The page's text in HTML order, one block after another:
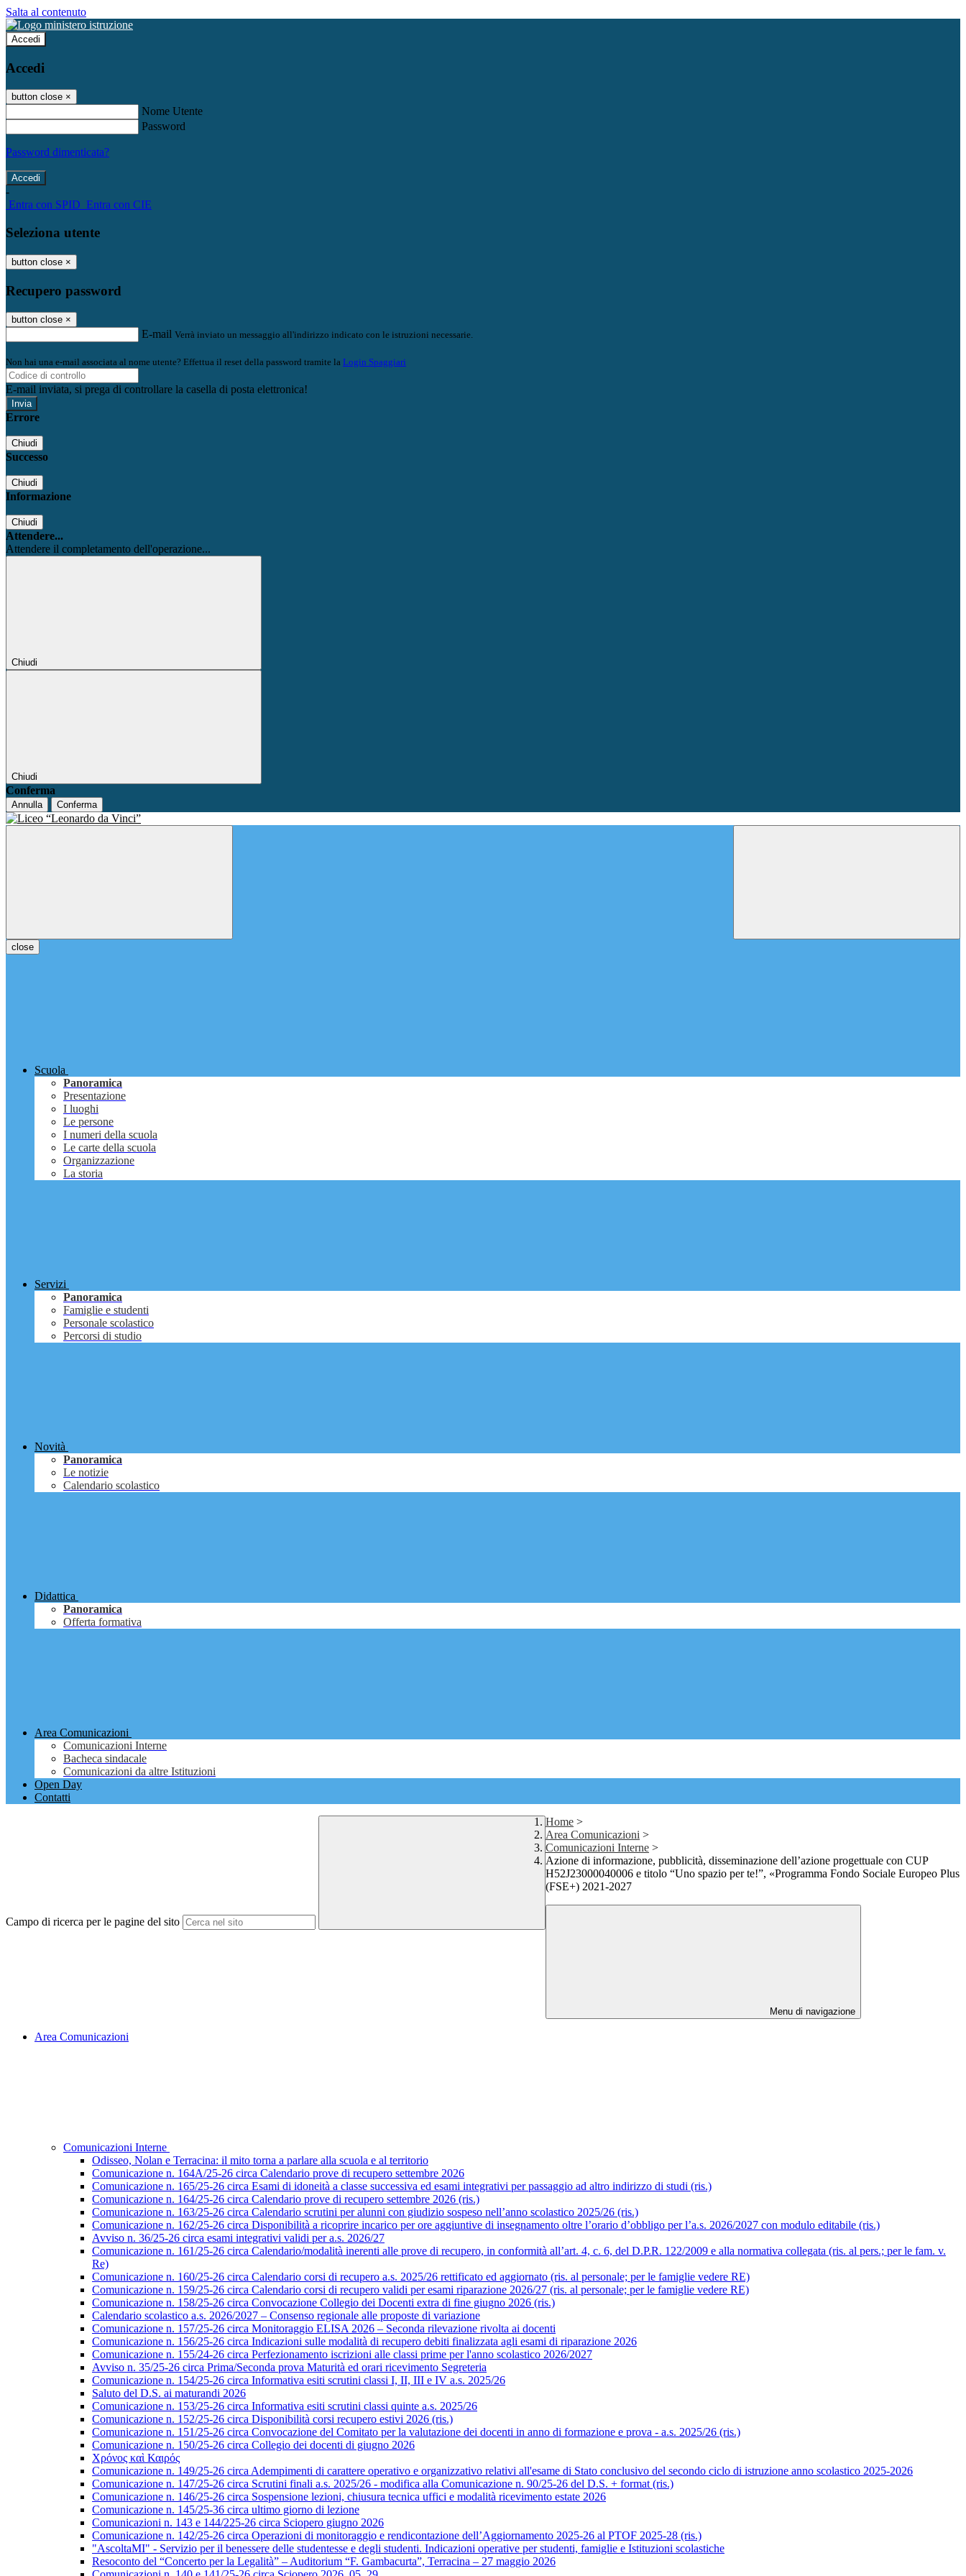
Salta al contenuto
Accedi
Accedi
button close ×
Nome Utente
Password
Password dimenticata?
-
Entra con SPID Entra con CIE
Seleziona utente
button close ×
Recupero password
button close ×
E-mail Verrà inviato un messaggio all'indirizzo indicato con le istruzioni necessarie.
Non hai una e-mail associata al nome utente? Effettua il reset della password tramite la Login Spaggiari
E-mail inviata, si prega di controllare la casella di posta elettronica!
Errore
Chiudi
Successo
Chiudi
Informazione
Chiudi
Attendere...
Attendere il completamento dell'operazione...
Chiudi
Chiudi
Conferma
Annulla Conferma
close
Scuola
Panoramica
Presentazione
I luoghi
Le persone
I numeri della scuola
Le carte della scuola
Organizzazione
La storia
Servizi
Panoramica
Famiglie e studenti
Personale scolastico
Percorsi di studio
Novità
Panoramica
Le notizie
Calendario scolastico
Didattica
Panoramica
Offerta formativa
Area Comunicazioni
Comunicazioni Interne
Bacheca sindacale
Comunicazioni da altre Istituzioni
Open Day
Contatti
Campo di ricerca per le pagine del sito
Home >
Area Comunicazioni >
Comunicazioni Interne >
Azione di informazione, pubblicità, disseminazione dell’azione progettuale con CUP
H52J23000040006 e titolo “Uno spazio per te!”, «Programma Fondo Sociale Europeo Plus
(FSE+) 2021-2027
Menu di navigazione
Area Comunicazioni
Comunicazioni Interne
Odisseo, Nolan e Terracina: il mito torna a parlare alla scuola e al territorio
Comunicazione n. 164A/25-26 circa Calendario prove di recupero settembre 2026
Comunicazione n. 165/25-26 circa Esami di idoneità a classe successiva ed esami integrativi per passaggio ad altro indirizzo di studi (ris.)
Comunicazione n. 164/25-26 circa Calendario prove di recupero settembre 2026 (ris.)
Comunicazione n. 163/25-26 circa Calendario scrutini per alunni con giudizio sospeso nell’anno scolastico 2025/26 (ris.)
Comunicazione n. 162/25-26 circa Disponibilità a ricoprire incarico per ore aggiuntive di insegnamento oltre l’orario d’obbligo per l’a.s. 2026/2027 con modulo editabile (ris.)
Avviso n. 36/25-26 circa esami integrativi validi per a.s. 2026/27
Comunicazione n. 161/25-26 circa Calendario/modalità inerenti alle prove di recupero, in conformità all’art. 4, c. 6, del D.P.R. 122/2009 e alla normativa collegata (ris. al pers.; per le fam. v.
Re)
Comunicazione n. 160/25-26 circa Calendario corsi di recupero a.s. 2025/26 rettificato ed aggiornato (ris. al personale; per le famiglie vedere RE)
Comunicazione n. 159/25-26 circa Calendario corsi di recupero validi per esami riparazione 2026/27 (ris. al personale; per le famiglie vedere RE)
Comunicazione n. 158/25-26 circa Convocazione Collegio dei Docenti extra di fine giugno 2026 (ris.)
Calendario scolastico a.s. 2026/2027 – Consenso regionale alle proposte di variazione
Comunicazione n. 157/25-26 circa Monitoraggio ELISA 2026 – Seconda rilevazione rivolta ai docenti
Comunicazione n. 156/25-26 circa Indicazioni sulle modalità di recupero debiti finalizzata agli esami di riparazione 2026
Comunicazione n. 155/24-26 circa Perfezionamento iscrizioni alle classi prime per l'anno scolastico 2026/2027
Avviso n. 35/25-26 circa Prima/Seconda prova Maturità ed orari ricevimento Segreteria
Comunicazione n. 154/25-26 circa Informativa esiti scrutini classi I, II, III e IV a.s. 2025/26
Saluto del D.S. ai maturandi 2026
Comunicazione n. 153/25-26 circa Informativa esiti scrutini classi quinte a.s. 2025/26
Comunicazione n. 152/25-26 circa Disponibilità corsi recupero estivi 2026 (ris.)
Comunicazione n. 151/25-26 circa Convocazione del Comitato per la valutazione dei docenti in anno di formazione e prova - a.s. 2025/26 (ris.)
Comunicazione n. 150/25-26 circa Collegio dei docenti di giugno 2026
Χρόνος καὶ Καιρός
Comunicazione n. 149/25-26 circa Adempimenti di carattere operativo e organizzativo relativi all'esame di Stato conclusivo del secondo ciclo di istruzione anno scolastico 2025-2026
Comunicazione n. 147/25-26 circa Scrutini finali a.s. 2025/26 - modifica alla Comunicazione n. 90/25-26 del D.S. + format (ris.)
Comunicazione n. 146/25-26 circa Sospensione lezioni, chiusura tecnica uffici e modalità ricevimento estate 2026
Comunicazione n. 145/25-36 circa ultimo giorno di lezione
Comunicazioni n. 143 e 144/225-26 circa Sciopero giugno 2026
Comunicazione n. 142/25-26 circa Operazioni di monitoraggio e rendicontazione dell’Aggiornamento 2025-26 al PTOF 2025-28 (ris.)
"AscoltaMI" - Servizio per il benessere delle studentesse e degli studenti. Indicazioni operative per studenti, famiglie e Istituzioni scolastiche
Resoconto del “Concerto per la Legalità” – Auditorium “F. Gambacurta”, Terracina – 27 maggio 2026